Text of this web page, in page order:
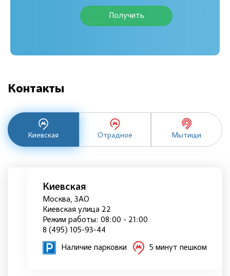
Получить
Контакты
Киевская Отрадное Мытищи
Киевская
Москва, ЗАО
Киевская улица 22
Режим работы: 08:00 - 21:00
8 (495) 105-93-44
Наличие парковки 5 минут пешком